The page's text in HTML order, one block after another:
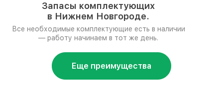
Запасы комплектующих
в Нижнем Новгороде.
Все необходимые комплектующие есть в наличии
— работу начинаем в тот же день.
Еще преимущества